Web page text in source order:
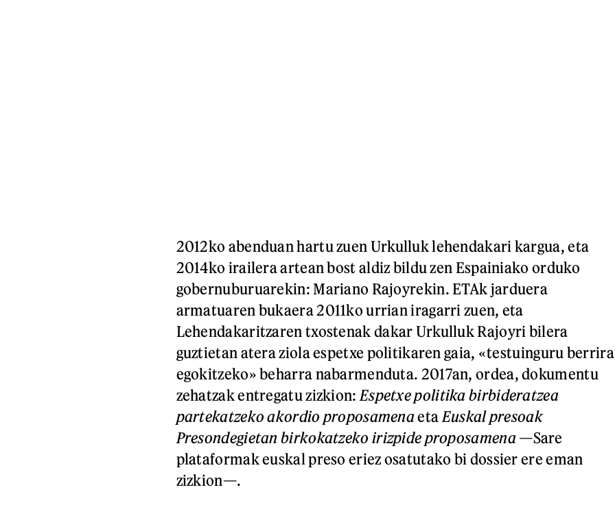
2012ko abenduan hartu zuen Urkulluk lehendakari kargua, eta
2014ko irailera artean bost aldiz bildu zen Espainiako orduko
gobernuburuarekin: Mariano Rajoyrekin. ETAk jarduera
armatuaren bukaera 2011ko urrian iragarri zuen, eta
Lehendakaritzaren txostenak dakar Urkulluk Rajoyri bilera
guztietan atera ziola espetxe politikaren gaia, «testuinguru berrira
egokitzeko» beharra nabarmenduta. 2017an, ordea, dokumentu
zehatzak entregatu zizkion: Espetxe politika birbideratzea
partekatzeko akordio proposamenaeta Euskal presoak
Presondegietan birkokatzeko irizpide proposamena —Sare
plataformak euskal preso eriez osatutako bi dossier ere eman
zizkion—.